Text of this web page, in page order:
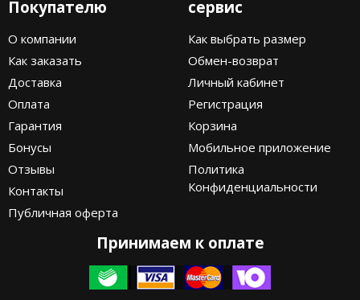
Покупателю
О компании
Как заказать
Доставка
Оплата
Гарантия
Бонусы
Отзывы
Контакты
Публичная оферта
сервис
Как выбрать размер
Обмен-возврат
Личный кабинет
Регистрация
Корзина
Мобильное приложение
Политика
Конфиденциальности
Принимаем к оплате